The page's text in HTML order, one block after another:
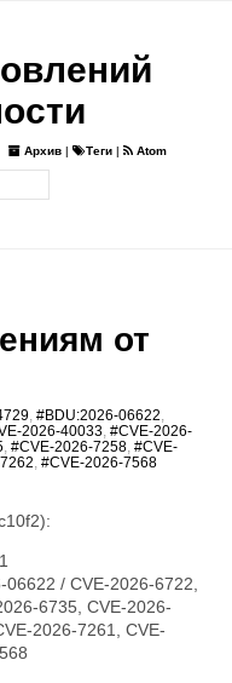
Архив | Теги | Atom
от
#BDU:2026-06622
2026-40033 #CVE-2026-
#CVE-2026-7258 #CVE-
#CVE-2026-7568
/ CVE-2026-6722,
6735, CVE-2026-
2026-7261, CVE-